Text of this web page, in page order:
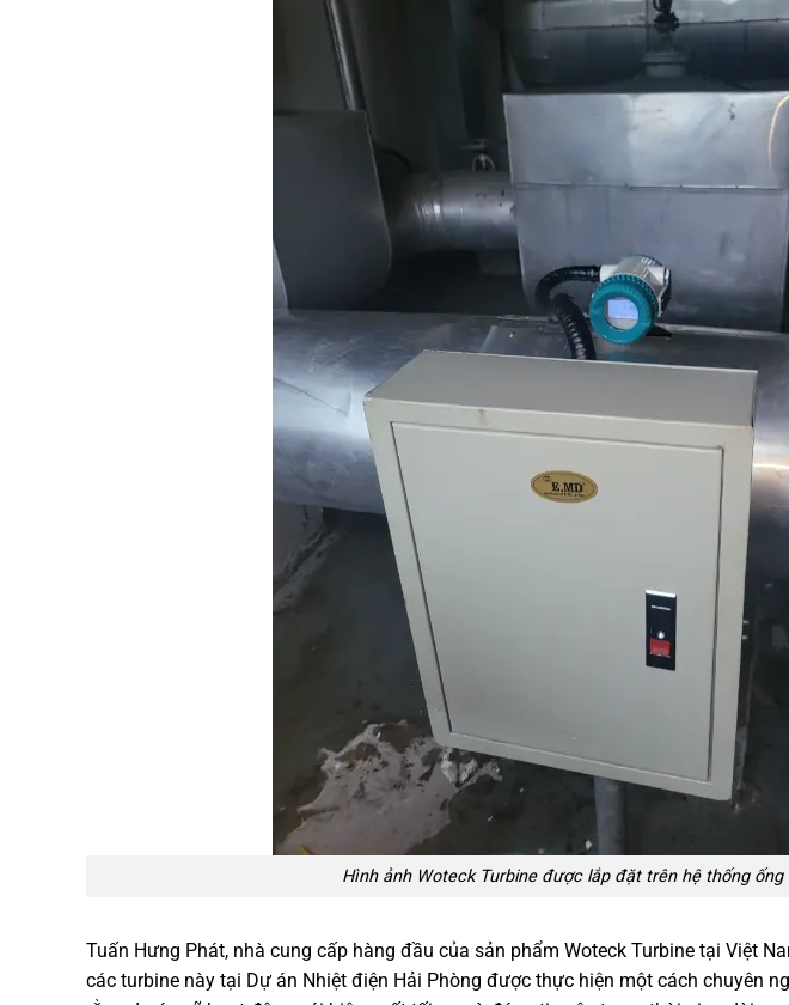
Hình ảnh Woteck Turbine được lắp đặt trên hệ thống ống
Tuấn Hưng Phát, nhà cung cấp hàng đầu của sản phẩm Woteck Turbine tại Việt
các turbine này tại Dự án Nhiệt điện Hải Phòng được thực hiện một cách chuyên